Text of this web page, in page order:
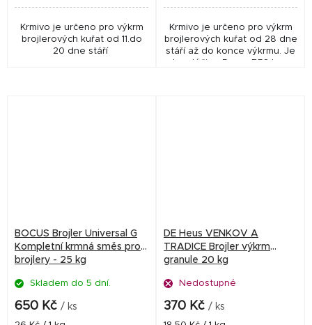
Krmivo je určeno pro výkrm
brojlerových kuřat od 11.do
20 dne stáří
Krmivo je určeno pro výkrm
brojlerových kuřat od 28 dne
stáří až do konce výkrmu. Je
bez léčiva. Pozn.: BR3 bez
BOCUS Brojler Universal G
Kompletní krmná směs pro
brojlery - 25 kg
Skladem do 5 dní.
650 Kč / ks
DE Heus VENKOV A
TRADICE Brojler výkrm
granule 20 kg
Nedostupné
370 Kč / ks